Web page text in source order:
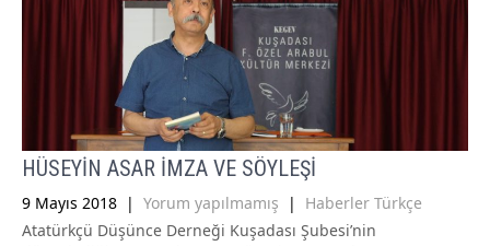
HÜSEYİN ASAR İMZA VE SÖYLEŞİ
9 Mayıs 2018 | Yorum yapılmamış | Haberler Türkçe
Atatürkçü Düşünce Derneği Kuşadası Şubesi’nin